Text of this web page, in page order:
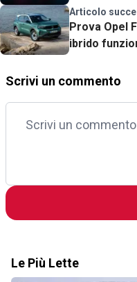
Articolo
Prova Opel
ibrido
Scrivi un commento
Le Più Lette